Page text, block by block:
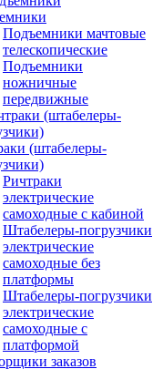
Подъемники мачтовые
телескопические
Подъемники
ножничные
передвижные
(штабелеры-
Ричтраки
электрические
самоходные с кабиной
Штабелеры-погрузчики
электрические
самоходные без
платформы
Штабелеры-погрузчики
электрические
самоходные с
платформой